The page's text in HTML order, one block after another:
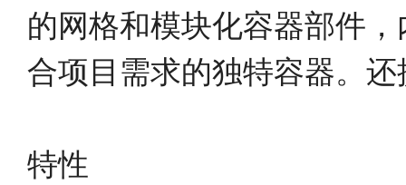
的网格和模块化容器部件
合项目需求的独特容器。
特性